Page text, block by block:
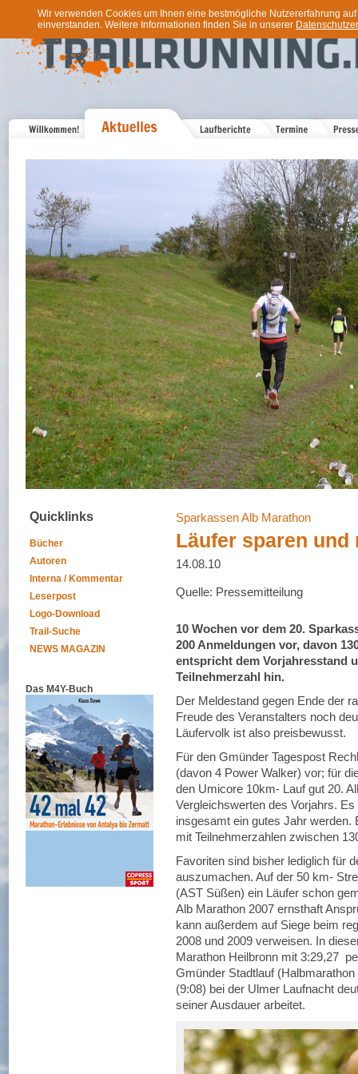
Wir verwenden Cookies um Ihnen eine bestmögliche Nutzererfahrung
einverstanden. Weitere Informationen finden Sie in unserer
Quicklinks
Bücher
Autoren
Interna / Kommentar
Leserpost
Logo-Download
Trail-Suche
NEWS MAGAZIN
Das M4Y-Buch
Sparkassen Alb Marathon
Läufer sparen
14.08.10
Quelle: Pressemitteilung
10 Wochen vor dem 20.
200 Anmeldungen vor, davon
entspricht dem Vorjahresstand
Teilnehmerzahl hin.
Der Meldestand gegen Ende der
Freude des Veranstalters noch
Läufervolk ist also preisbewusst.
Für den Gmünder Tagespost
(davon 4 Power Walker) vor; für
den Umicore 10km- Lauf gut 20.
Vergleichswerten des Vorjahrs.
insgesamt ein gutes Jahr werden.
mit Teilnehmerzahlen zwischen
Favoriten sind bisher lediglich für
auszumachen. Auf der 50 km-
(AST Süßen) ein Läufer schon
Alb Marathon 2007 ernsthaft
kann außerdem auf Siege beim
2008 und 2009 verweisen. In
Marathon Heilbronn mit 3:29,27
Gmünder Stadtlauf
(9:08) bei der Ulmer Laufnacht
seiner Ausdauer arbeitet.